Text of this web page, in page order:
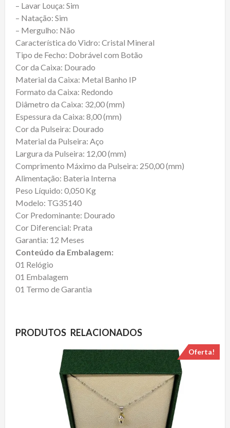
– Lavar Louça: Sim
– Natação: Sim
– Mergulho: Não
Característica do Vidro: Cristal Mineral
Tipo de Fecho: Dobrável com Botão
Cor da Caixa: Dourado
Material da Caixa: Metal Banho IP
Formato da Caixa: Redondo
Diâmetro da Caixa: 32,00 (mm)
Espessura da Caixa: 8,00 (mm)
Cor da Pulseira: Dourado
Material da Pulseira: Aço
Largura da Pulseira: 12,00 (mm)
Comprimento Máximo da Pulseira: 250,00 (mm)
Alimentação: Bateria Interna
Peso Líquido: 0,050 Kg
Modelo: TG35140
Cor Predominante: Dourado
Cor Diferencial: Prata
Garantia: 12 Meses
Conteúdo da Embalagem:
01 Relógio
01 Embalagem
01 Termo de Garantia
PRODUTOS RELACIONADOS
Oferta!